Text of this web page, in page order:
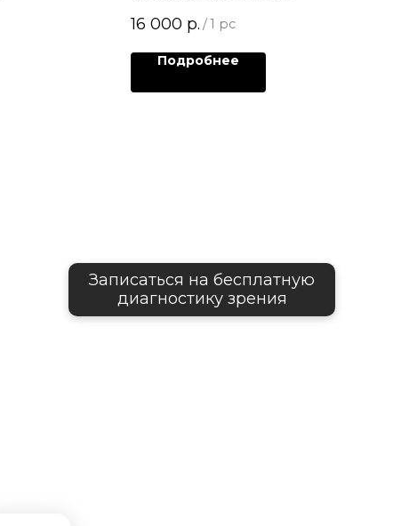
16 000 р. /1 pc
Подробнее
Записаться на бесплатную
диагностику зрения